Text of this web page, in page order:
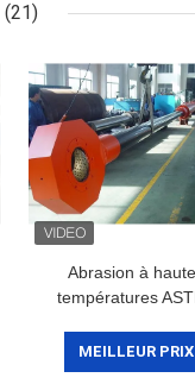
(21)
Abrasion à
températures
revêtement en
céramique de
MEILLEUR PRIX